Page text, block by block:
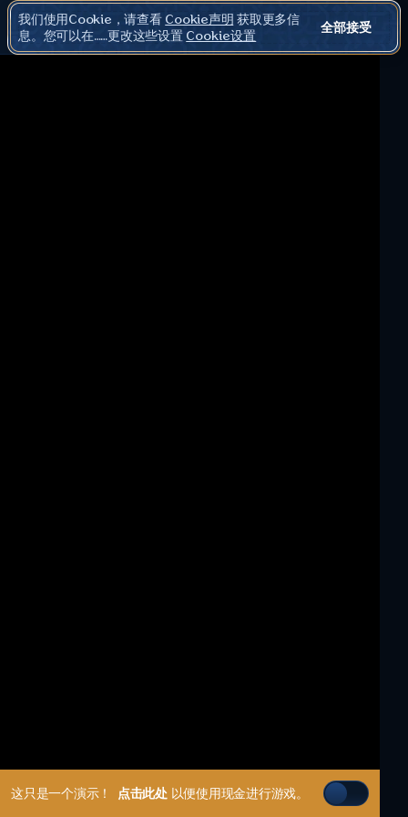
这只是一个演示！ 点击此处以便使用现金进行游戏。
我们使用Cookie，请查看 Cookie声明 获取更多信
息。您可以在……更改这些设置 Cookie设置
全部接受